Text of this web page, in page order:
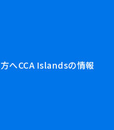
へCCA Islandsの情報